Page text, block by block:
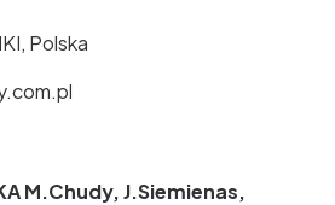
Polska
M.Chudy, J.Siemienas,